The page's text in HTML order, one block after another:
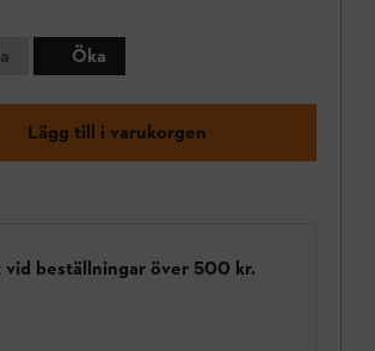
Öka
Lägg till i varukorgen
vid beställningar över 500 kr.